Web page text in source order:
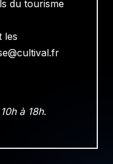
du tourisme
les
à 18h.